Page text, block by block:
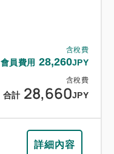
含稅費
會員費用 28,260JPY
含稅費
合計 28,660JPY
詳細內容